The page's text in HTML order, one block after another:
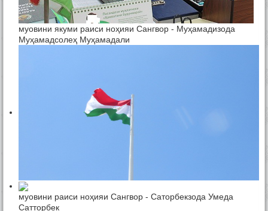
муовини якуми раиси ноҳияи Сангвор - Муҳамадизода
Муҳамадсолеҳ Муҳамадали
муовини раиси ноҳияи Сангвор - Саторбекзода Умеда
Сатторбек